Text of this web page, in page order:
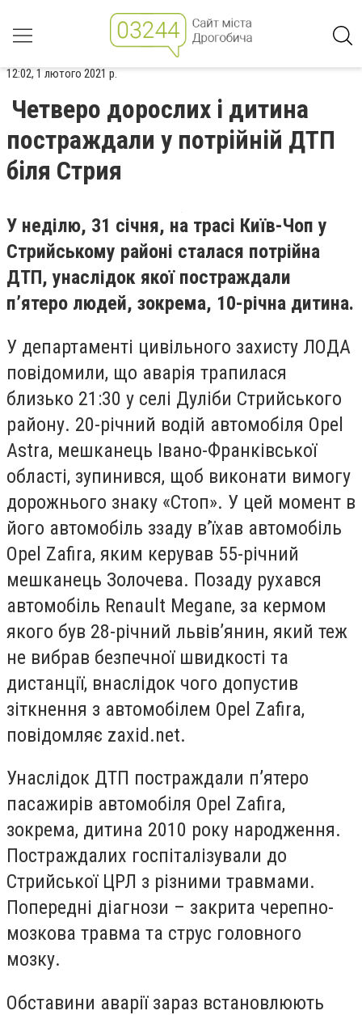
12:02, 1 лютого 2021 р.
Четверо дорослих і дитина
постраждали у потрійній ДТП
біля Стрия
У неділю, 31 січня, на трасі Київ-Чоп у
Стрийському районі сталася потрійна
ДТП, унаслідок якої постраждали
п’ятеро людей, зокрема, 10-річна дитина.
У департаменті цивільного захисту ЛОДА
повідомили, що аварія трапилася
близько 21:30 у селі Дуліби Стрийського
району. 20-річний водій автомобіля Opel
Astra, мешканець Івано-Франківської
області, зупинився, щоб виконати вимогу
дорожнього знаку «Стоп». У цей момент в
його автомобіль ззаду в’їхав автомобіль
Opel Zafira, яким керував 55-річний
мешканець Золочева. Позаду рухався
автомобіль Renault Megane, за кермом
якого був 28-річний львів’янин, який теж
не вибрав безпечної швидкості та
дистанції, внаслідок чого допустив
зіткнення з автомобілем Opel Zafira,
повідомляє zaxid.net.
Унаслідок ДТП постраждали п’ятеро
пасажирів автомобіля Opel Zafira,
зокрема, дитина 2010 року народження.
Постраждалих госпіталізували до
Стрийської ЦРЛ з різними травмами.
Попередні діагнози – закрита черепно-
мозкова травма та струс головного
мозку.
Обставини аварії зараз встановлюють